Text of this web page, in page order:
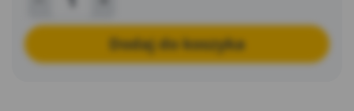
Dodaj do koszyka